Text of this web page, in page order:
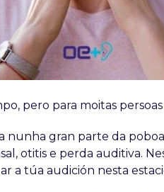
pero para moitas
nunha gran parte da
otitis e perda auditiva.
a túa audición nesta